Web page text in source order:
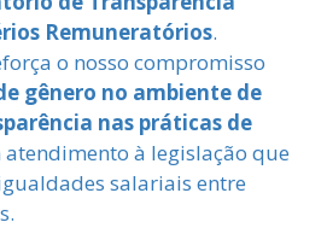
Remuneratórios.
o nosso compromisso
gênero no ambiente de
nas práticas de
atendimento à legislação que
salariais entre